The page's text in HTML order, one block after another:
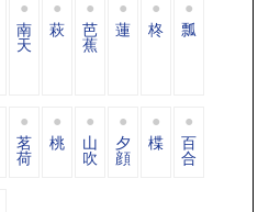
南
天
萩 芭
蕉
蓮 柊 瓢
茗
荷
桃 山
吹
夕
顔
楪 百
合